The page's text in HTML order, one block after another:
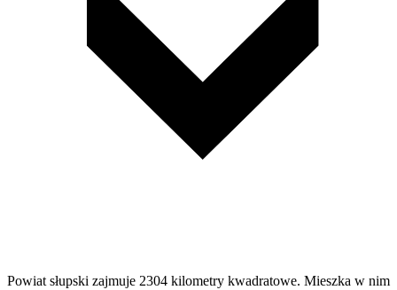
Powiat słupski zajmuje 2304 kilometry kwadratowe. Mieszka w nim